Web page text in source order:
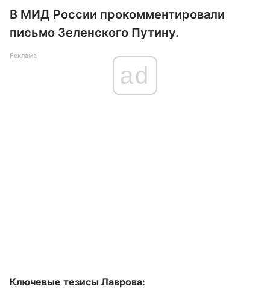
В МИД России прокомментировали
письмо Зеленского Путину.
Реклама
ad
Ключевые тезисы Лаврова: